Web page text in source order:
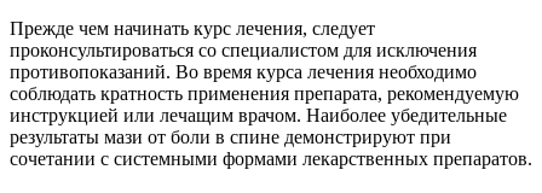
Прежде чем начинать курс лечения, следует
проконсультироваться со специалистом для исключения
противопоказаний. Во время курса лечения необходимо
соблюдать кратность применения препарата, рекомендуемую
инструкцией или лечащим врачом. Наиболее убедительные
результаты мази от боли в спине демонстрируют при
сочетании с системными формами лекарственных препаратов.